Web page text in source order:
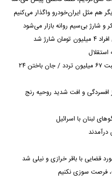
هم مثل ایران‌خودرو واگذار می‌کنیم
شد
پایان طرح ترافیکی اربعین پلیس با ثبت ۶۷ میلیون تردد / جان باختن ۲۴
از افسردگی و افت شدید روحیه رنج
لبنان با اسرائیل
قضایی با باقر خرازی و نیلی شد
فرصت سوزی نکنیم